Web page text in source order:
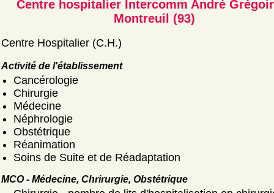
Centre hospitalier Intercomm André
Montreuil (93)
Centre Hospitalier (C.H.)
Activité de l'établissement
Cancérologie
Chirurgie
Médecine
Néphrologie
Obstétrique
Réanimation
Soins de Suite et de Réadaptation
MCO - Médecine, Chrirurgie, Obstétrique